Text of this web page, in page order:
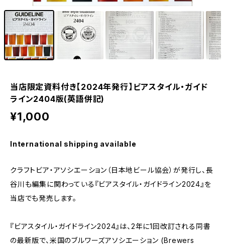
当店限定資料付き【2024年発行】ビアスタイル・ガイド
ライン2404版(英語併記)
¥1,000
International shipping available
クラフトビア・アソシエーション（日本地ビール協会）が発行し、長
谷川も編集に関わっている『ビアスタイル・ガイドライン2024』を
当店でも発売します。
『ビアスタイル・ガイドライン2024』は、2年に1回改訂される同書
の最新版で、米国のブルワーズアソシエーション (Brewers